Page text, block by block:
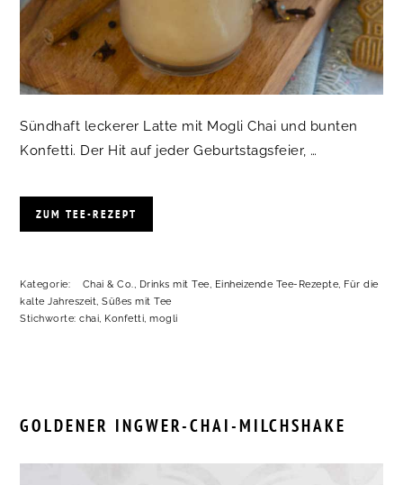
Sündhaft leckerer Latte mit Mogli Chai und bunten
Konfetti. Der Hit auf jeder Geburtstagsfeier, …
ZUM TEE-REZEPT
Kategorie: Chai & Co. Drinks mit Tee Einheizende Tee-Rezepte Für die
kalte Jahreszeit ,Süßes mit Tee
Stichworte:chai Konfetti ,mogli
GOLDENER INGWER-CHAI-MILCHSHAKE